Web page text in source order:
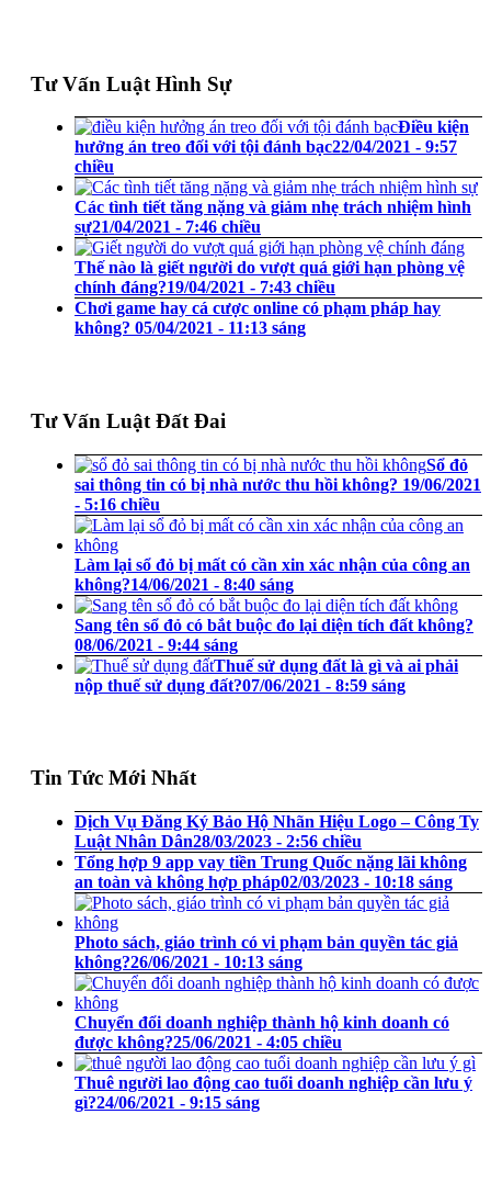
Tư Vấn Luật Hình Sự
Điều kiện
hưởng án treo đối với tội đánh bạc22/04/2021 - 9:57
chiều
Các tình tiết tăng nặng và giảm nhẹ trách nhiệm hình
sự21/04/2021 - 7:46 chiều
Thế nào là giết người do vượt quá giới hạn phòng vệ
chính đáng?19/04/2021 - 7:43 chiều
Chơi game hay cá cược online có phạm pháp hay
không? 05/04/2021 - 11:13 sáng
Tư Vấn Luật Đất Đai
Sổ đỏ
sai thông tin có bị nhà nước thu hồi không? 19/06/2021
- 5:16 chiều
Làm lại sổ đỏ bị mất có cần xin xác nhận của công an
không?14/06/2021 - 8:40 sáng
Sang tên sổ đỏ có bắt buộc đo lại diện tích đất không?
08/06/2021 - 9:44 sáng
Thuế sử dụng đất là gì và ai phải
nộp thuế sử dụng đất?07/06/2021 - 8:59 sáng
Tin Tức Mới Nhất
Dịch Vụ Đăng Ký Bảo Hộ Nhãn Hiệu Logo – Công Ty
Luật Nhân Dân28/03/2023 - 2:56 chiều
Tổng hợp 9 app vay tiền Trung Quốc nặng lãi không
an toàn và không hợp pháp02/03/2023 - 10:18 sáng
Photo sách, giáo trình có vi phạm bản quyền tác giả
không?26/06/2021 - 10:13 sáng
Chuyển đổi doanh nghiệp thành hộ kinh doanh có
được không?25/06/2021 - 4:05 chiều
Thuê người lao động cao tuổi doanh nghiệp cần lưu ý
gì?24/06/2021 - 9:15 sáng